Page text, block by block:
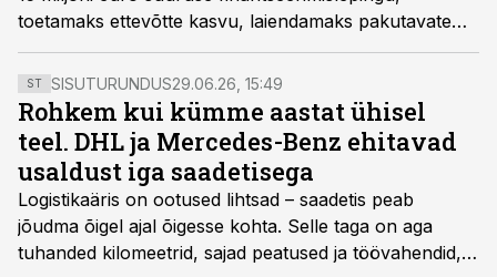
toetamaks ettevõtte kasvu, laiendamaks pakutavate
teenuste mahtu ja arendamaks uusi ärisuundi.
ST SISUTURUNDUS29.06.26, 15:49
Rohkem kui kümme aastat ühisel
teel. DHL ja Mercedes-Benz ehitavad
usaldust iga saadetisega
Logistikaäris on ootused lihtsad – saadetis peab
jõudma õigel ajal õigesse kohta. Selle taga on aga
tuhanded kilomeetrid, sajad peatused ja töövahendid,